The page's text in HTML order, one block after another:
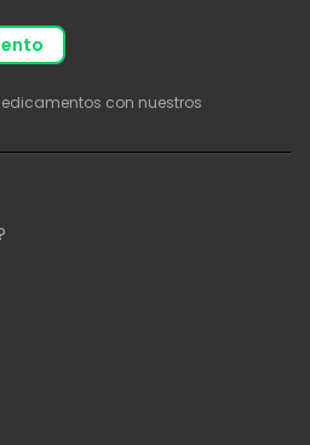
con nuestros